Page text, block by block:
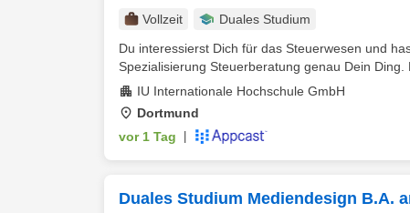
Vollzeit
Duales Studium
Du interessierst Dich für das Steuerwesen und
Spezialisierung Steuerberatung genau Dein Ding.
IU Internationale Hochschule GmbH
Dortmund
vor 1 Tag
Duales Studium Mediendesign B.A.